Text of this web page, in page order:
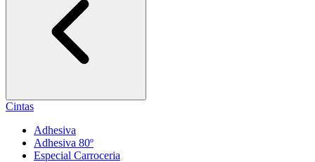
Cintas
Adhesiva
Adhesiva 80º
Especial Carroceria